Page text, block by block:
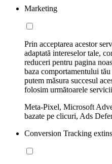
Marketing
Prin acceptarea acestor
adaptată intereselor tale,
reduceri pentru pagina
baza comportamentului
putem măsura succesul
folosim următoarele
Meta-Pixel, Microsoft
bazate pe clicuri, Ads
Conversion Tracking extins